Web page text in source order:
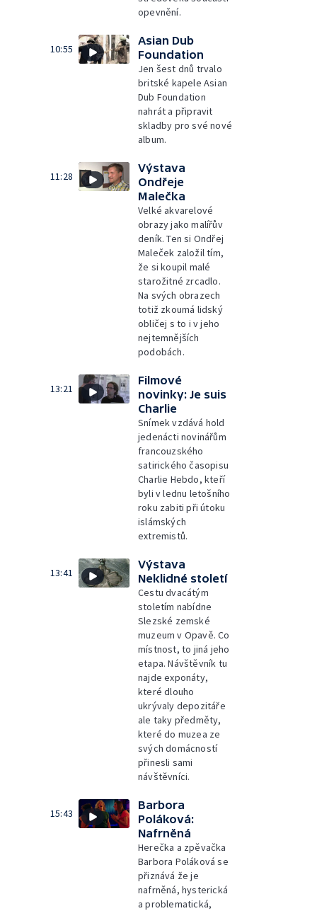
opevnění.
10:55
Asian Dub
Foundation
Jen šest dnů trvalo
britské kapele Asian
Dub Foundation
nahrát a připravit
skladby pro své nové
album.
11:28
Výstava
Ondřeje
Malečka
Velké akvarelové
obrazy jako malířův
deník. Ten si Ondřej
Maleček založil tím,
že si koupil malé
starožitné zrcadlo.
Na svých obrazech
totiž zkoumá lidský
obličej s to i v jeho
nejtemnějších
podobách.
13:21
Filmové
novinky: Je suis
Charlie
Snímek vzdává hold
jedenácti novinářům
francouzského
satirického časopisu
Charlie Hebdo, kteří
byli v lednu letošního
roku zabiti při útoku
islámských
extremistů.
13:41
Výstava
Neklidné století
Cestu dvacátým
stoletím nabídne
Slezské zemské
muzeum v Opavě. Co
místnost, to jiná jeho
etapa. Návštěvník tu
najde exponáty,
které dlouho
ukrývaly depozitáře
ale taky předměty,
které do muzea ze
svých domácností
přinesli sami
návštěvníci.
15:43
Barbora
Poláková:
Nafrněná
Herečka a zpěvačka
Barbora Poláková se
přiznává že je
nafrněná, hysterická
a problematická,